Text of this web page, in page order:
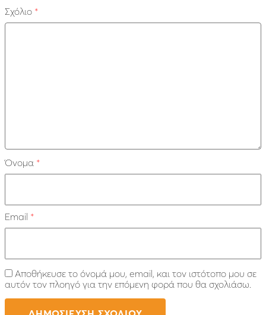
Σχόλιο *
Όνομα *
Email *
Αποθήκευσε το όνομά μου, email, και τον ιστότοπο μου σε
αυτόν τον πλοηγό για την επόμενη φορά που θα σχολιάσω.